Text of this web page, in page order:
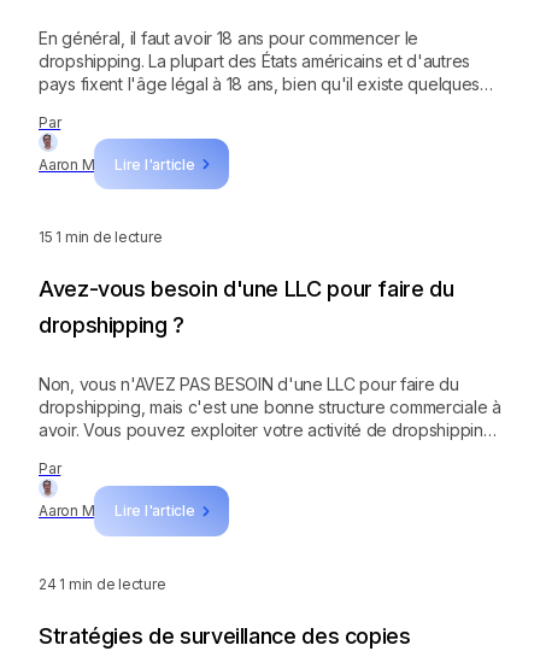
Par
Aaron M Lire l'article
En général, il faut avoir 18 ans pour commencer le
dropshipping. La plupart des États américains et d'autres
pays fixent l'âge légal à 18 ans, bien qu'il existe quelques
toujours obtenir l'aide de vos parents.
15 1 min de lecture
Par
Aaron M Lire l'article
Avez-vous besoin d'une LLC pour faire du
dropshipping ?
Non, vous n'AVEZ PAS BESOIN d'une LLC pour faire du
dropshipping, mais c'est une bonne structure commerciale à
avoir. Vous pouvez exploiter votre activité de dropshipping
vous pouvez également l'exploiter en tant que société en
nom collectif.
24 1 min de lecture
Stratégies de surveillance des copies